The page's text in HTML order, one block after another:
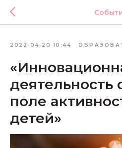
2022-04-20 10:44
деятельность
поле
детей»